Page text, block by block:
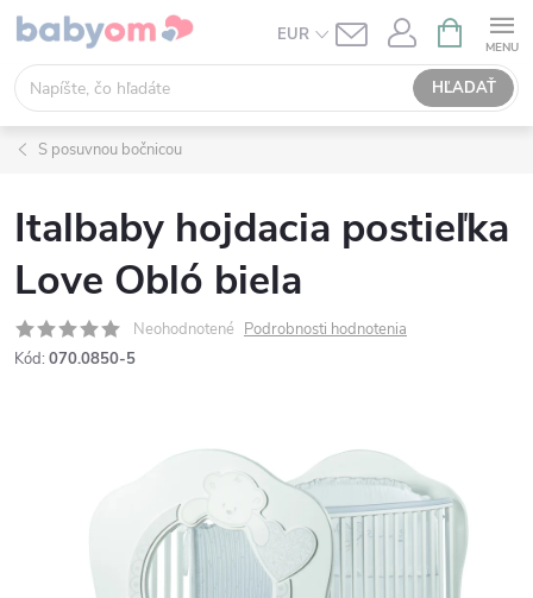
Prejsť
obsah
EUR
HĽADAŤ
KOŠÍK
S posuvnou bočnicou
Italbaby hojdacia postieľka
Love Obló biela
Neohodnotené Podrobnosti hodnotenia
Kód: 070.0850-5